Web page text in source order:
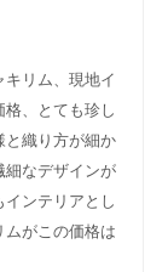
リム、現地イ
、とても珍し
と織り方が細か
細なデザインが
ンテリアとし
がこの価格は